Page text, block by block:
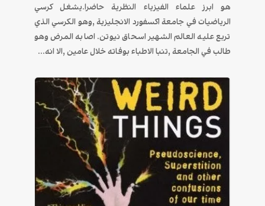
هو ابرز علماء الفيزياء النظرية حاضرا.يشغل كرسي
الرياضيات في جامعة اكسفورد الانجليزية ,وهو الكرسي الذي
تربع عليه العالم الشهير اسحاق نيوتن. اصابه المرض وهو
طالب في الجامعة ,تنبا الاطباء بوفاته خلال عامين ,الا انه...